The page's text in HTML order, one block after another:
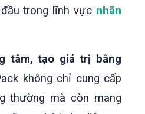
trong lĩnh vực nhãn
tâm, tạo giá trị bằng
không chỉ cung cấp
thường mà còn mang